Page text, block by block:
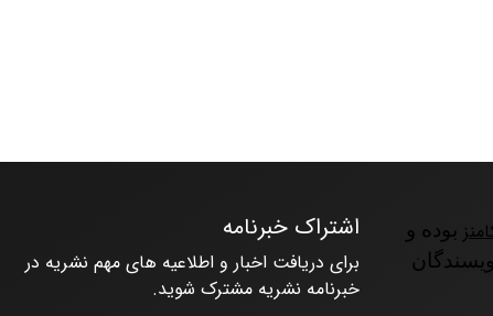
بوده و
اشتراک خبرنامه
برای دریافت اخبار و اطلاعیه های مهم نشریه در
خبرنامه نشریه مشترک شوید.